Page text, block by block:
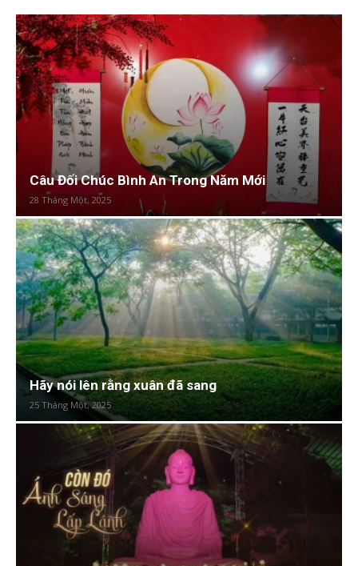
Câu Đối Chúc Bình An Trong Năm Mới
28 Tháng Một, 2025
Hãy nói lên rằng xuân đã sang
25 Tháng Một, 2025